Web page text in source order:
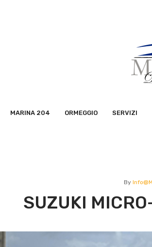
MARINA 204 ORMEGGIO SERVIZI
By
SUZUKI